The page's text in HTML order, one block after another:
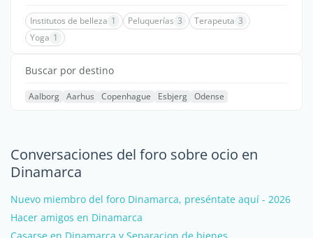
Institutos de belleza 1 Peluquerías 3 Terapeuta 3
Yoga 1
Buscar por destino
Aalborg Aarhus Copenhague Esbjerg Odense
Conversaciones del foro sobre ocio en
Dinamarca
Nuevo miembro del foro Dinamarca, preséntate aquí - 2026
Hacer amigos en Dinamarca